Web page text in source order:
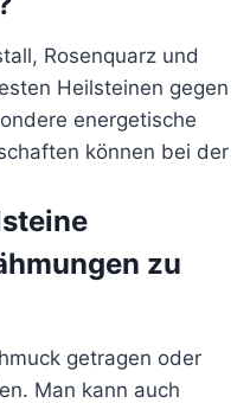
Rosenquarz und
Heilsteinen gegen
energetische
können bei der
zu
getragen oder
Man kann auch